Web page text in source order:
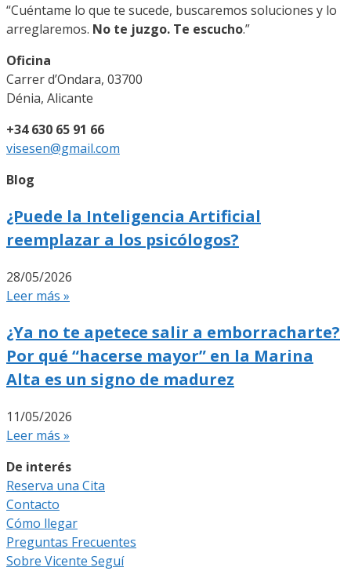
“Cuéntame lo que te sucede, buscaremos soluciones y lo
arreglaremos. No te juzgo. Te escucho.”
Oficina
Carrer d’Ondara, 03700
Dénia, Alicante
+34 630 65 91 66
visesen@gmail.com
Blog
¿Puede la Inteligencia Artificial
reemplazar a los psicólogos?
28/05/2026
Leer más »
¿Ya no te apetece salir a emborracharte?
Por qué “hacerse mayor” en la Marina
Alta es un signo de madurez
11/05/2026
Leer más »
De interés
Reserva una Cita
Contacto
Cómo llegar
Preguntas Frecuentes
Sobre Vicente Seguí